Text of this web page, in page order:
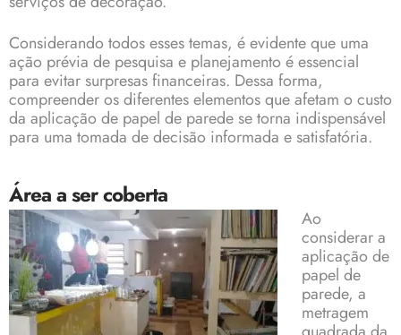
Considerando todos esses temas, é evidente que uma
ação prévia de pesquisa e planejamento é essencial
para evitar surpresas financeiras. Dessa forma,
compreender os diferentes elementos que afetam o custo
da aplicação de papel de parede se torna indispensável
para uma tomada de decisão informada e satisfatória.
Área a ser coberta
Ao
considerar a
aplicação de
papel de
parede, a
metragem